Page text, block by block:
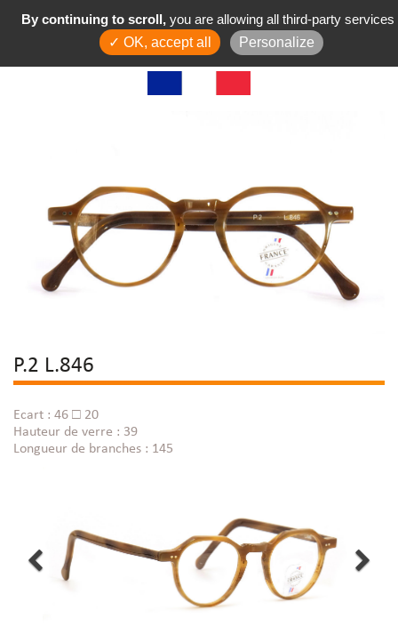
P.2 L.846
Ecart : 46 □ 20
Hauteur de verre : 39
Longueur de branches : 145
By continuing to scroll, you are allowing all third-party services
✓ OK, accept all
Personalize